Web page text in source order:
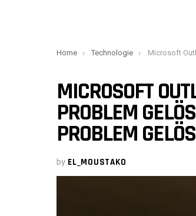
You are here:
Home Technologie Microsoft Outlook Pii-Fehler? Wie
MICROSOFT
PROBLEM
PROBLEM
by EL_MOUSTAKO